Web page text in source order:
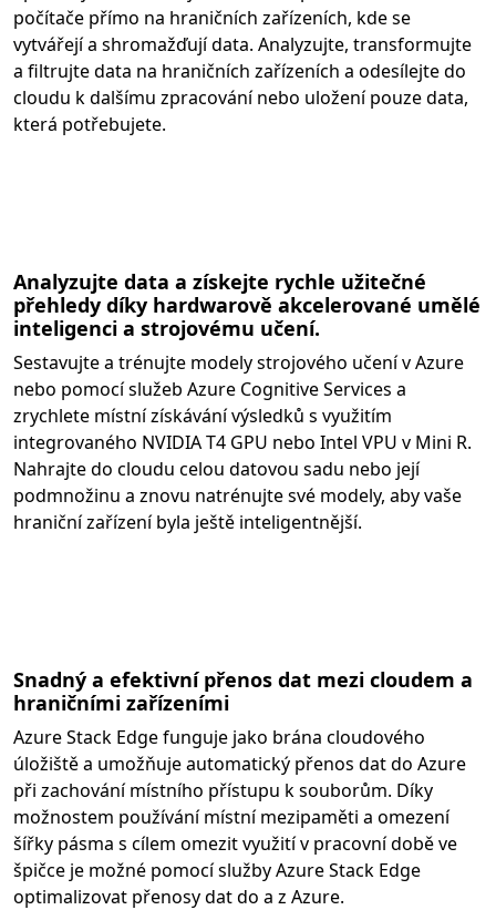
počítače přímo na hraničních zařízeních, kde se
vytvářejí a shromažďují data. Analyzujte, transformujte
a filtrujte data na hraničních zařízeních a odesílejte do
cloudu k dalšímu zpracování nebo uložení pouze data,
která potřebujete.
Analyzujte data a získejte rychle užitečné
přehledy díky hardwarově akcelerované umělé
inteligenci a strojovému učení.
Sestavujte a trénujte modely strojového učení v Azure
nebo pomocí služeb Azure Cognitive Services a
zrychlete místní získávání výsledků s využitím
integrovaného NVIDIA T4 GPU nebo Intel VPU v Mini R.
Nahrajte do cloudu celou datovou sadu nebo její
podmnožinu a znovu natrénujte své modely, aby vaše
hraniční zařízení byla ještě inteligentnější.
Snadný a efektivní přenos dat mezi cloudem a
hraničními zařízeními
Azure Stack Edge funguje jako brána cloudového
úložiště a umožňuje automatický přenos dat do Azure
při zachování místního přístupu k souborům. Díky
možnostem používání místní mezipaměti a omezení
šířky pásma s cílem omezit využití v pracovní době ve
špičce je možné pomocí služby Azure Stack Edge
optimalizovat přenosy dat do a z Azure.